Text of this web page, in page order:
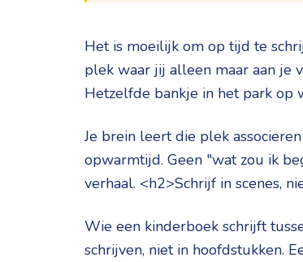
Het is moeilijk om op tijd te
plek waar jij alleen maar aan je
Hetzelfde bankje in het park op
Je brein leert die plek
opwarmtijd. Geen "wat zou ik
verhaal. <h2>Schrijf in scenes,
Wie een kinderboek schrijft
schrijven, niet in hoofdstukken.